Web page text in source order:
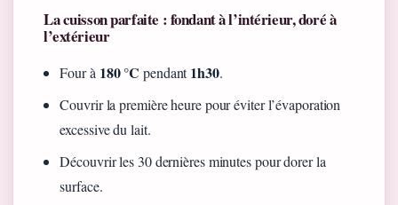
La cuisson parfaite : fondant à l’intérieur, doré à
l’extérieur
Four à 180 °C pendant1h30.
Couvrir la première heure pour éviter l’évaporation
excessive du lait.
Découvrir les 30 dernières minutes pour dorer la
surface.